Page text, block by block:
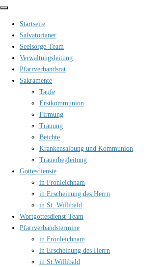
Zum
springen
Startseite
Salvatorianer
Seelsorge-Team
Verwaltungsleitung
Pfarrverbandsrat
Sakramente
Taufe
Erstkommunion
Firmung
Trauung
Beichte
Krankensalbung und Kommunion
Trauerbegleitung
Gottesdienste
in Fronleichnam
in Erscheinung des Herrn
in St. Willibald
Wortgottesdienst-Team
Pfarrverbandstermine
in Fronleichnam
in Erscheinung des Herrn
in St.Willibald